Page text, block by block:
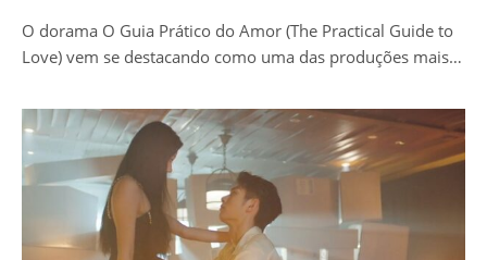
O dorama O Guia Prático do Amor (The Practical Guide to
Love) vem se destacando como uma das produções mais…